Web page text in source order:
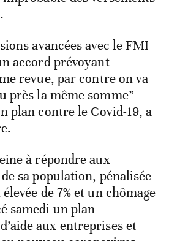
avancées avec le FMI
accord prévoyant
revue, par contre on va
près la même somme”
plan contre le Covid-19, a
à répondre aux
sa population, pénalisée
de 7% et un chômage
samedi un plan
aux entreprises et